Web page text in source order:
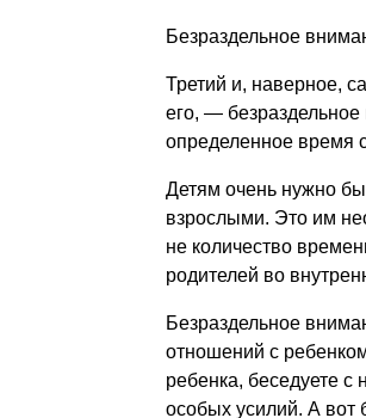
Безраздельное
Третий и, наверное,
его, —
определенное время
Детям очень нужно
взрослыми. Это им
не количество
родителей во
Безраздельное
отношений с
ребенка, беседуете с
особых усилий. А вот